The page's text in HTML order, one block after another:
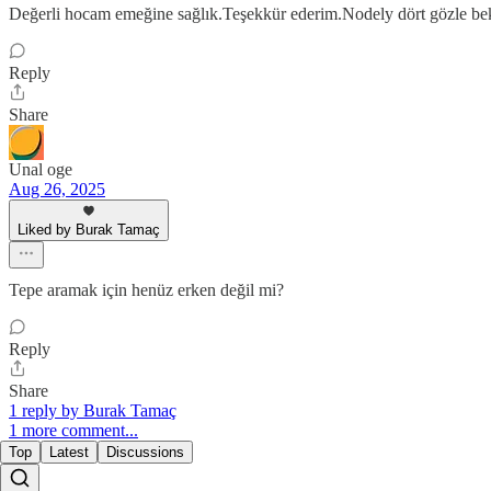
Değerli hocam emeğine sağlık.Teşekkür ederim.Nodely dört gözle
Reply
Share
Unal oge
Aug 26, 2025
Liked by Burak Tamaç
Tepe aramak için henüz erken değil mi?
Reply
Share
1 reply by Burak Tamaç
1 more comment...
Top Latest Discussions